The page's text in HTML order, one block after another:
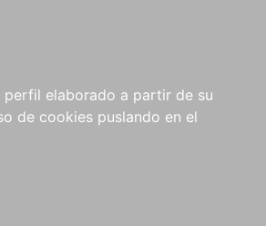
elaborado a partir de su
de cookies puslando en el
COMPRAS
INSTITUCIONALES